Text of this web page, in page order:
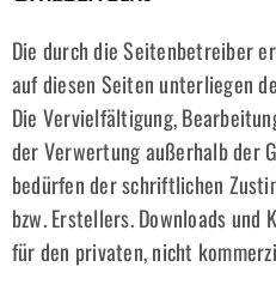
Die durch die Seitenbetreiber
auf diesen Seiten unterliegen
Die Vervielfältigung,
der Verwertung außerhalb der
bedürfen der schriftlichen
bzw. Erstellers. Downloads und
für den privaten, nicht